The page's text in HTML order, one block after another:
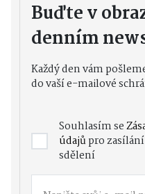
Buďte v
denním
Každý den vám
do vaší e-mailové
Souhlasím se
údajůpro
sdělení